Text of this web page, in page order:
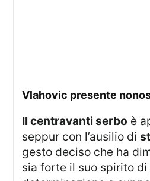
Vlahovic presente
Il centravanti serbo è
seppur con l’ausilio di
gesto deciso che ha
sia forte il suo spirito di